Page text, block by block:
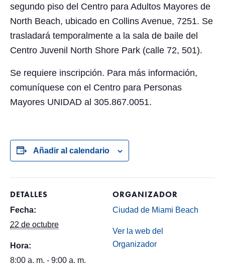
segundo piso del Centro para Adultos Mayores de
North Beach, ubicado en Collins Avenue, 7251. Se
trasladará temporalmente a la sala de baile del
Centro Juvenil North Shore Park (calle 72, 501).
Se requiere inscripción. Para más información,
comuníquese con el Centro para Personas
Mayores UNIDAD al 305.867.0051.
Añadir al calendario
DETALLES
Fecha:
22 de octubre
Hora:
8:00 a. m. - 9:00 a. m.
ORGANIZADOR
Ciudad de Miami Beach
Ver la web del
Organizador